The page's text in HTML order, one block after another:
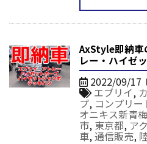
AxStyle即納車
レー・ハイゼ
2022/09/17
エブリイ,
プ, コンプリー
オニキス新青梅
市, 東京都, ア
車,通信販売,